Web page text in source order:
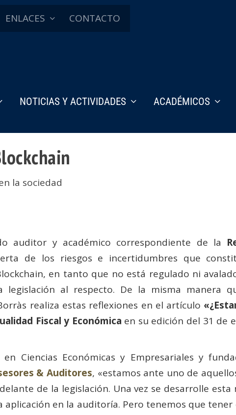
ENLACES CONTACTO
NOTICIAS Y ACTIVIDADES ACADÉMICOS
la sociedad
auditor y académico correspondiente de la
de los riesgos e incertidumbres que
en tanto que no está regulado ni
legislación al respecto. De la misma manera
realiza estas reflexiones en el artículo
Fiscal y Económica en su edición del 31 de
Ciencias Económicas y Empresariales y
& Auditores, «estamos ante uno de
de la legislación. Una vez se desarrolle esta
aplicación en la auditoría. Pero tenemos que tener